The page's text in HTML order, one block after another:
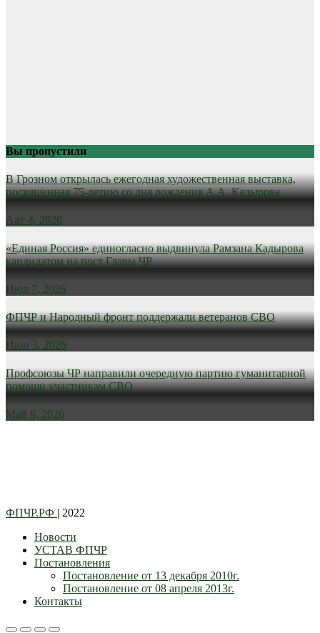
Вы пропустили
В Грозном открылась ежегодная художественная выставка,
посвященная 75-летию со дня рождения А.А. Кадырова
Авг 4, 2026
«Единая Россия» единогласно выдвинула Рамзана Кадырова
кандидатом на пост Главы ЧР
Июл 7, 2026
ФПЧР и Народный фронт поддержали ветеранов СВО
Июн 3, 2026
Профсоюзы ЧР направили очередную партию гуманитарной
помощи участникам СВО
Май 8, 2026
ФПЧР.РФ | 2022
Новости
УСТАВ ФПЧР
Постановления
Постановление от 13 декабря 2010г.
Постановление от 08 апреля 2013г.
Контакты